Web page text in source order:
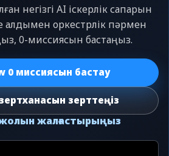
негізгі AI іскерлік сапарын
алдымен оркестрлік пәрмен
0-миссиясын бастаңыз.
0 миссиясын бастау
зерттеңіз
жалғастырыңыз